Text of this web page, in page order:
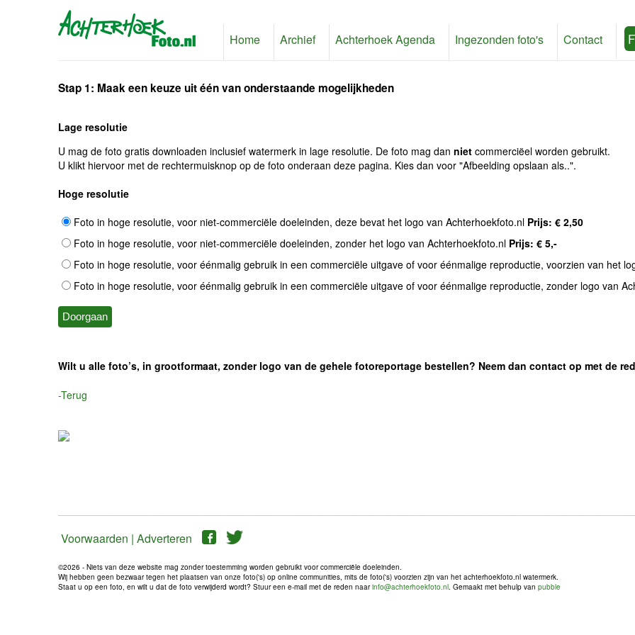
Home Archief Achterhoek Agenda Ingezonden foto's Contact
Stap 1: Maak een keuze uit één van onderstaande mogelijkheden
Lage resolutie
U mag de foto gratis downloaden inclusief watermerk in lage resolutie. De foto mag dan niet commerciëel worden gebruikt.
U klikt hiervoor met de rechtermuisknop op de foto onderaan deze pagina. Kies dan voor "Afbeelding opslaan als..".
Hoge resolutie
Foto in hoge resolutie, voor niet-commerciële doeleinden, deze bevat het logo van Achterhoekfoto.nl Prijs: € 2,50
Foto in hoge resolutie, voor niet-commerciële doeleinden, zonder het logo van Achterhoekfoto.nl Prijs: € 5,-
Foto in hoge resolutie, voor éénmalig gebruik in een commerciële uitgave of voor éénmalige reproductie, voorzien van het
Foto in hoge resolutie, voor éénmalig gebruik in een commerciële uitgave of voor éénmalige reproductie, zonder logo van
Wilt u alle foto’s, in grootformaat, zonder logo van de gehele fotoreportage bestellen? Neem dan contact op met de
-Terug
Voorwaarden | Adverteren
©2026 - Niets van deze website mag zonder toestemming worden gebruikt voor commerciële doeleinden.
Wij hebben geen bezwaar tegen het plaatsen van onze foto('s) op online communities, mits de foto('s) voorzien zijn van het achterhoekfoto.nl watermerk.
Staat u op een foto, en wilt u dat de foto verwijderd wordt? Stuur een e-mail met de reden naarinfo@achterhoekfoto.nl. Gemaakt met behulp van pubble